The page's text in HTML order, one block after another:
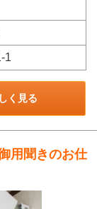
1
く見る
用聞きのお仕